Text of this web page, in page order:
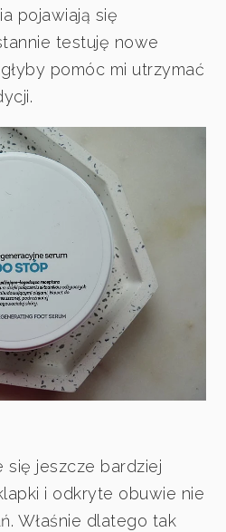
pojawiają się
testuję nowe
pomóc mi utrzymać
się jeszcze bardziej
i odkryte obuwie nie
Właśnie dlatego tak